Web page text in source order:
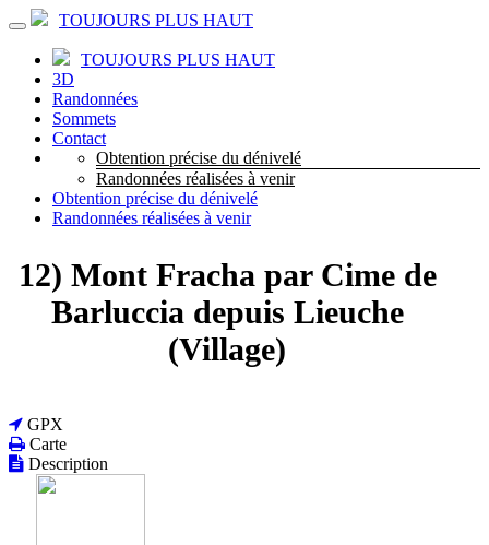
TOUJOURS PLUS HAUT
TOUJOURS PLUS HAUT
3D
Randonnées
Sommets
Contact
Obtention précise du dénivelé
Randonnées réalisées à venir
Obtention précise du dénivelé
Randonnées réalisées à venir
12) Mont Fracha par Cime de
Barluccia depuis Lieuche
(Village)
GPX
Carte
Description